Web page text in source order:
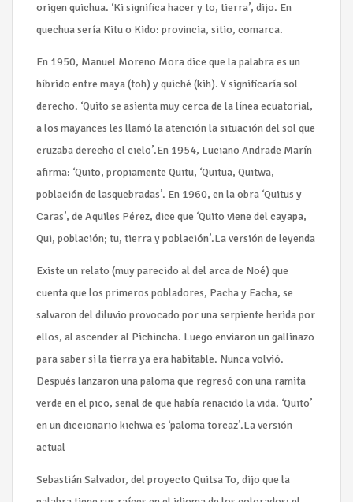
origen quichua. ‘Ki significa hacer y to, tierra’, dijo. En
quechua sería Kitu o Kido: provincia, sitio, comarca.
En 1950, Manuel Moreno Mora dice que la palabra es un
híbrido entre maya (toh) y quiché (kih). Y significaría sol
derecho. ‘Quito se asienta muy cerca de la línea ecuatorial,
a los mayances les llamó la atención la situación del sol que
cruzaba derecho el cielo’.En 1954, Luciano Andrade Marín
afirma: ‘Quito, propiamente Quitu, ‘Quitua, Quitwa,
población de lasquebradas’. En 1960, en la obra ‘Quitus y
Caras’, de Aquiles Pérez, dice que ‘Quito viene del cayapa,
Qui, población; tu, tierra y población’.La versión de leyenda
Existe un relato (muy parecido al del arca de Noé) que
cuenta que los primeros pobladores, Pacha y Eacha, se
salvaron del diluvio provocado por una serpiente herida por
ellos, al ascender al Pichincha. Luego enviaron un gallinazo
para saber si la tierra ya era habitable. Nunca volvió.
Después lanzaron una paloma que regresó con una ramita
verde en el pico, señal de que había renacido la vida. ‘Quito’
en un diccionario kichwa es ‘paloma torcaz’.La versión
actual
Sebastián Salvador, del proyecto Quitsa To, dijo que la